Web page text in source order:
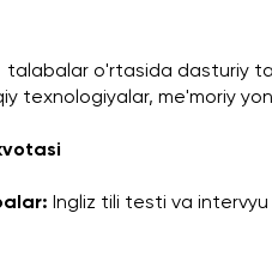
talabalar o'rtasida dasturiy
texnologiyalar, me'moriy
Ingliz tili testi va